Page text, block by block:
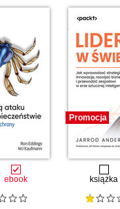
ebook
Promocja
książka